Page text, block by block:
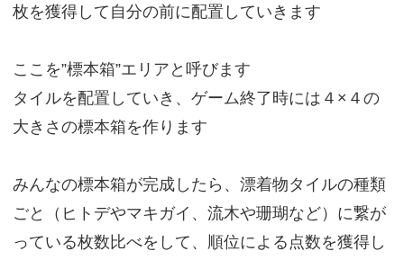
枚を獲得して自分の前に配置していきます
ここを”標本箱”エリアと呼びます
タイルを配置していき、ゲーム終了時には４×４の
大きさの標本箱を作ります
みんなの標本箱が完成したら、漂着物タイルの種類
ごと（ヒトデやマキガイ、流木や珊瑚など）に繋が
っている枚数比べをして、順位による点数を獲得し